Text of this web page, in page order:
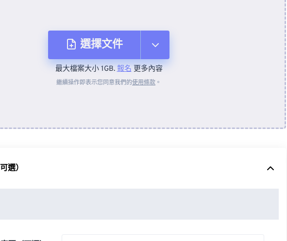
選擇文件
來自裝置
最大檔案大小 1GB.報名更多內容
繼續操作即表示您同意我們的使用條款 。
選）